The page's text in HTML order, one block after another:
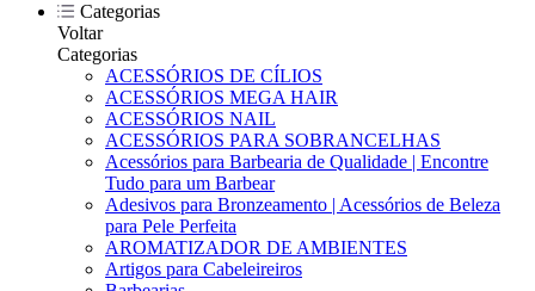
Categorias
Voltar
Categorias
ACESSÓRIOS DE CÍLIOS
ACESSÓRIOS MEGA HAIR
ACESSÓRIOS NAIL
ACESSÓRIOS PARA SOBRANCELHAS
Acessórios para Barbearia de Qualidade | Encontre
Tudo para um Barbear
Adesivos para Bronzeamento | Acessórios de Beleza
para Pele Perfeita
AROMATIZADOR DE AMBIENTES
Artigos para Cabeleireiros